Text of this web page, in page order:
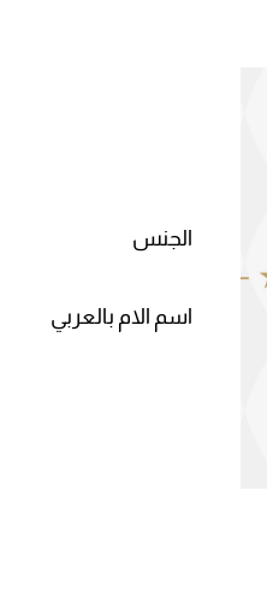
الجنس
اسم الام بالعربي